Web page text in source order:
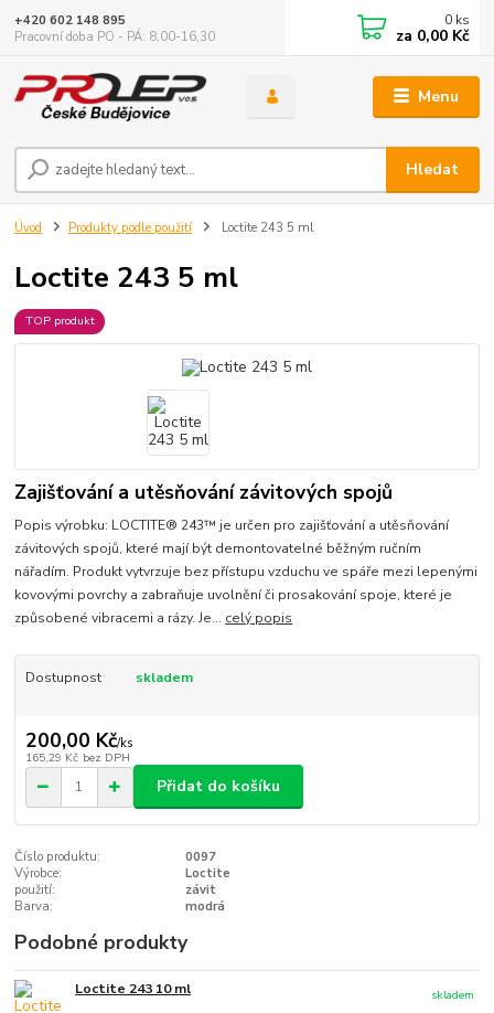
Menu
Hledat
+420 602 148 895
Pracovní doba PO - PÁ: 8,00-16,30
0 ks
za 0,00 Kč
Úvod Produkty podle použití Loctite 243 5 ml
Loctite 243 5 ml
TOP produkt
Zajišťování a utěsňování závitových spojů
Popis výrobku: LOCTITE® 243™ je určen pro zajišťování a utěsňování
závitových spojů, které mají být demontovatelné běžným ručním
nářadím. Produkt vytvrzuje bez přístupu vzduchu ve spáře mezi lepenými
kovovými povrchy a zabraňuje uvolnění či prosakování spoje, které je
způsobené vibracemi a rázy. Je... celý popis
Dostupnost skladem
200,00 Kč/ks
165,29 Kč bez DPH
Přidat do košíku
Číslo produktu:
0097
Výrobce:
Loctite
použití:
závit
Barva:
modrá
Podobné produkty
Loctite 243 10 ml
skladem